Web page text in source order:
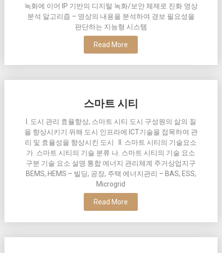
녹화에 이어 IP 기반의 디지털 녹화/보안 체제로 진화 영상
분석 알고리즘 – 영상의 내용을 분석하여 경보 필요성을
판단하는 지능형 시스템
Read More
스마트 시티
I. 도시 관리 효율향상, 스마트 시티 도시 구성원의 삶의 질
을 향상시키기 위해 도시 인프라에 ICT기술을 접목하여 관
리 및 효율성을 향상시킨 도시 II. 스마트 시티의 기술요소
가. 스마트 시티의 기술 분류 나. 스마트 시티의 기술 요소
구분 기술 요소 설명 통합 에너지 관리체계 주거상업지구
BEMS, HEMS – 빌딩, 공장, 주택 에너지관리 – BAS, ESS,
Microgrid
Read More